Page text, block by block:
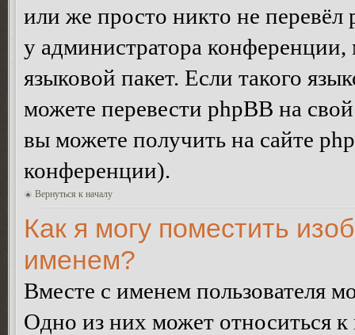
или же просто никто не
у администратора
языковой пакет. Если такого
можете перевести phpBB на
вы можете получить на сайте
конференции).
Вернуться к началу
Как я могу поместить
именем?
Вместе с именем пользователя
Одно из них может относиться